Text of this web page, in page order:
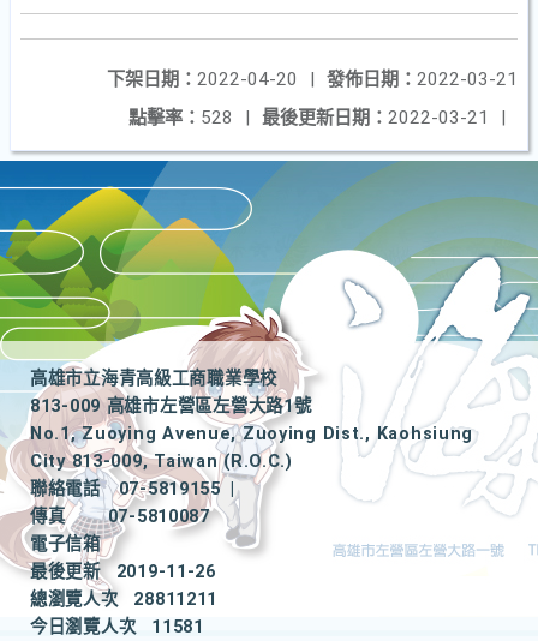
發佈日期： 2022-03-21
下架日期： 2022-04-20
|
最後更新日期： 2022-03-21 |
點擊率： 528 |
高雄市立海青高級工商職業學校
813-009 高雄市左營區左營大路1號
No.1, Zuoying Avenue, Zuoying Dist., Kaohsiung
City 813-009, Taiwan (R.O.C.)
聯絡電話
07-5819155
|
傳真
07-5810087
電子信箱
最後更新
2019-11-26
總瀏覽人次
28811211
今日瀏覽人次
11581